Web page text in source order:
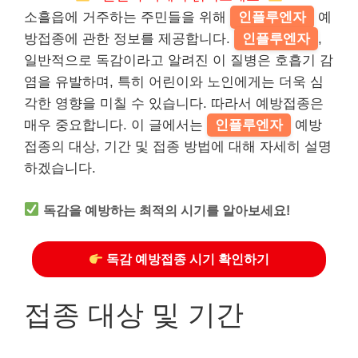
소흘읍에 거주하는 주민들을 위해
인플루엔자
예
방접종에 관한 정보를 제공합니다.
인플루엔자 ,
일반적으로 독감이라고 알려진 이 질병은 호흡기 감
염을 유발하며, 특히 어린이와 노인에게는 더욱 심
각한 영향을 미칠 수 있습니다. 따라서 예방접종은
매우 중요합니다. 이 글에서는
인플루엔자
예방
접종의 대상, 기간 및 접종 방법에 대해 자세히 설명
하겠습니다.
독감을 예방하는 최적의 시기를 알아보세요!
독감 예방접종 시기 확인하기
접종 대상 및 기간